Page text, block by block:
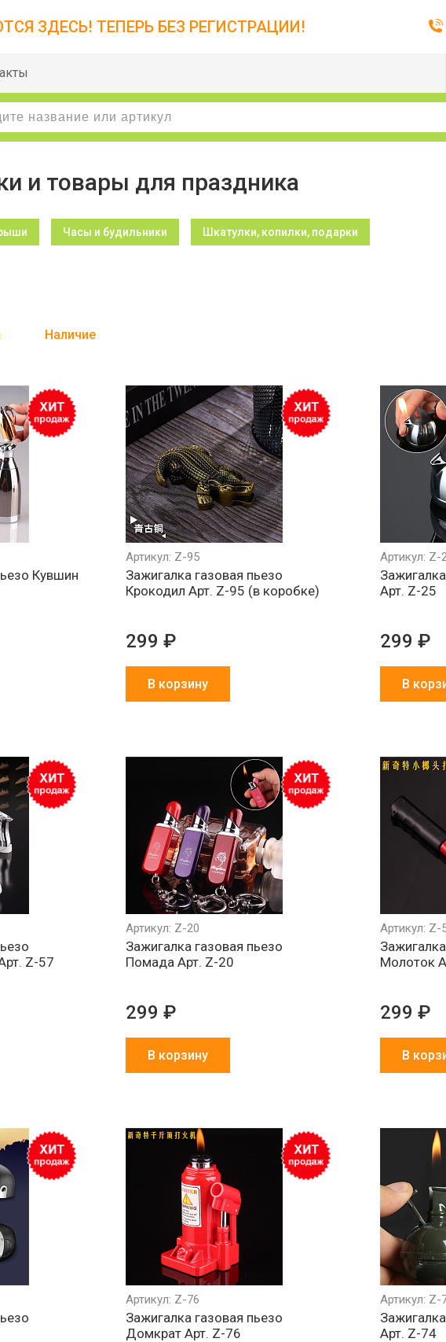
ЗДЕСЬ! ТЕПЕРЬ БЕЗ РЕГИСТРАЦИИ!
и товары для праздника
Часы и будильники Шкатулки, копилки, подарки
Наличие
Более 1500
партнеров в РФ
и СНГ
Минимальный
заказ 1000 ₽
Кувшин
Артикул: Z-95
Зажигалка газовая пьезо
Крокодил Арт. Z-95 (в коробке)
299 ₽
В корзину
Артикул: Z-
Арт. Z-25
299 ₽
В
Z-57
Артикул: Z-20
Зажигалка газовая пьезо
Помада Арт. Z-20
299 ₽
В корзину
Артикул: Z-
Молоток
299 ₽
В
Артикул: Z-76
Зажигалка газовая пьезо
Домкрат Арт. Z-76
Артикул: Z-
Арт. Z-74